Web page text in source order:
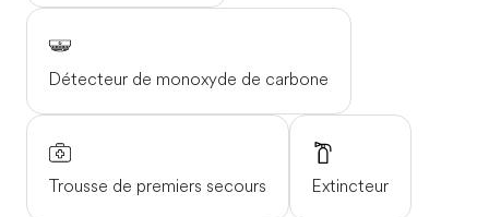
Détecteur de monoxyde de carbone
Trousse de premiers secours Extincteur